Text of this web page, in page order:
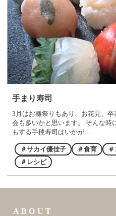
手まり寿司
3月はお雛祭りもあり、お花見、
会も多いかと思います。 そんな時
もする手毬寿司はいかが…
＃サカイ優佳子 ＃食育
＃レシピ
ABOUT